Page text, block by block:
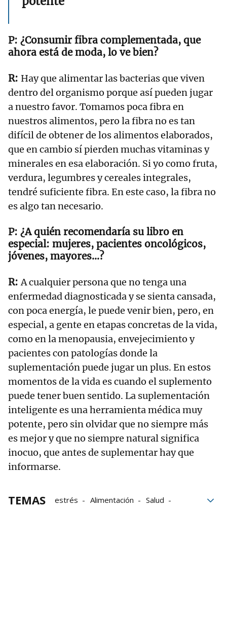
¿Consumir fibra complementada, que
ahora está de moda, lo ve bien?
Hay que alimentar las bacterias que viven
dentro del organismo porque así pueden jugar
a nuestro favor. Tomamos poca fibra en
nuestros alimentos, pero la fibra no es tan
difícil de obtener de los alimentos elaborados,
que en cambio sí pierden muchas vitaminas y
minerales en esa elaboración. Si yo como fruta,
verdura, legumbres y cereales integrales,
tendré suficiente fibra. En este caso, la fibra no
es algo tan necesario.
¿A quién recomendaría su libro en
especial: mujeres, pacientes oncológicos,
jóvenes, mayores…?
A cualquier persona que no tenga una
enfermedad diagnosticada y se sienta cansada,
con poca energía, le puede venir bien, pero, en
especial, a gente en etapas concretas de la vida,
como en la menopausia, envejecimiento y
pacientes con patologías donde la
suplementación puede jugar un plus. En estos
momentos de la vida es cuando el suplemento
puede tener buen sentido. La suplementación
inteligente es una herramienta médica muy
potente, pero sin olvidar que no siempre más
es mejor y que no siempre natural significa
inocuo, que antes de suplementar hay que
informarse.
TEMAS estrés Alimentación
Salud